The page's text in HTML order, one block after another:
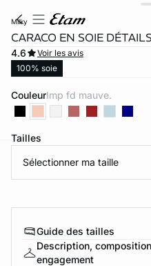
milky
CARACO EN SOIE
4.6
Voir les avis
100% soie
Couleur imp fd mauve.
Tailles
Sélectionner ma taille
Guide des tailles
Description,
engagement